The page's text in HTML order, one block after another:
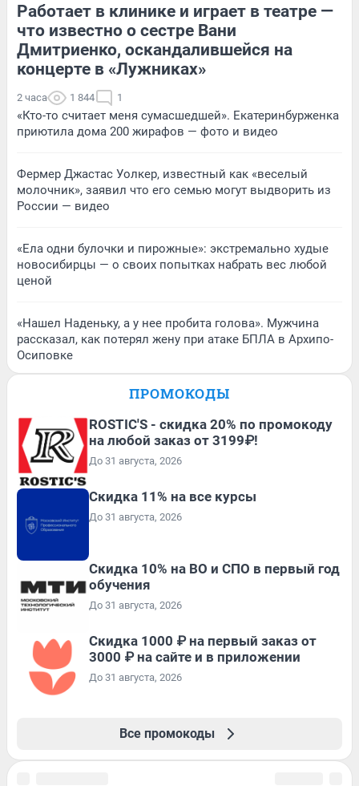
Работает в клинике и играет в театре —
что известно о сестре Вани
Дмитриенко, оскандалившейся на
концерте в «Лужниках»
2 часа 1 844 1
«Кто-то считает меня сумасшедшей». Екатеринбурженка
приютила дома 200 жирафов — фото и видео
Фермер Джастас Уолкер, известный как «веселый
молочник», заявил что его семью могут выдворить из
России — видео
«Ела одни булочки и пирожные»: экстремально худые
новосибирцы — о своих попытках набрать вес любой
ценой
«Нашел Наденьку, а у нее пробита голова». Мужчина
рассказал, как потерял жену при атаке БПЛА в Архипо-
Осиповке
ПРОМОКОДЫ
ROSTIC'S - скидка 20% по промокоду
на любой заказ от 3199₽!
До 31 августа, 2026
Скидка 11% на все курсы
До 31 августа, 2026
Скидка 10% на ВО и СПО в первый год
обучения
До 31 августа, 2026
Скидка 1000 ₽ на первый заказ от
3000 ₽ на сайте и в приложении
До 31 августа, 2026
Все промокоды